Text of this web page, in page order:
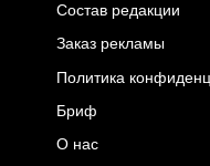
Состав редакции
Заказ рекламы
Политика
Бриф
О нас